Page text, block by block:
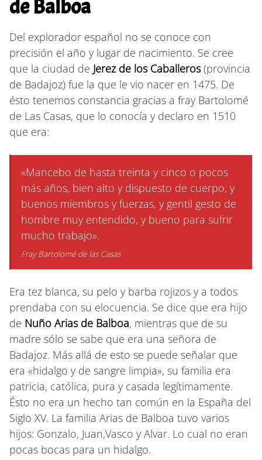
de Balboa
Del explorador español no se conoce con
precisión el año y lugar de nacimiento. Se cree
que la ciudad de Jerez de los Caballeros(provincia
de Badajoz) fue la que le vio nacer en 1475. De
ésto tenemos constancia gracias a fray Bartolomé
de Las Casas, que lo conocía y declaro en 1510
que era:
«Mancebo de hasta treinta y cinco o pocos
más años, bien alto y dispuesto de cuerpo, y
buenos miembros y fuerzas, y gentil gesto de
hombre muy entendido, y bueno para sufrir
mucho trabajo».
Fray Bartolomé de las Casas
Era tez blanca, su pelo y barba rojizos y a todos
prendaba con su elocuencia. Se dice que era hijo
de Nuño Arias de Balboa, mientras que de su
madre sólo se sabe que era una señora de
Badajoz. Más allá de esto se puede señalar que
era «hidalgo y de sangre limpia», su familia era
patricia, católica, pura y casada legítimamente.
Ésto no era un hecho tan común en la España del
Siglo XV. La familia Arias de Balboa tuvo varios
hijos: Gonzalo, Juan,Vasco y Alvar. Lo cual no eran
pocas bocas para un hidalgo.